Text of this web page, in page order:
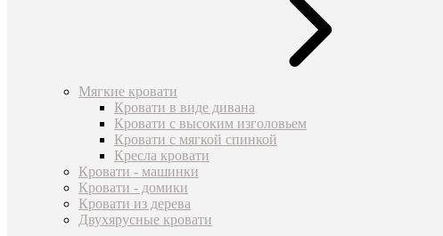
Мягкие кровати
Кровати в виде дивана
Кровати с высоким изголовьем
Кровати с мягкой спинкой
Кресла кровати
Кровати - машинки
Кровати - домики
Кровати из дерева
Двухярусные кровати